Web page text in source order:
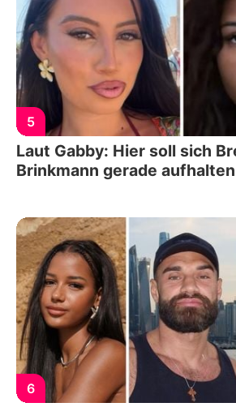
5
Laut Gabby: Hier soll sich
Brinkmann gerade aufhalten
6